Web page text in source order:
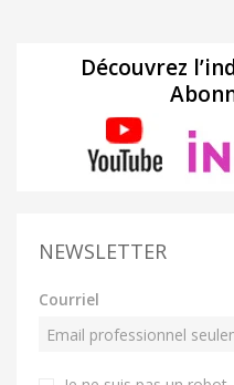
Découvrez
NEWSLETTER
Courriel